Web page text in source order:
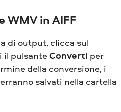
WMV in AIFF
di output, clicca sul
il pulsanteConverti per
della conversione, i
salvati nella cartella